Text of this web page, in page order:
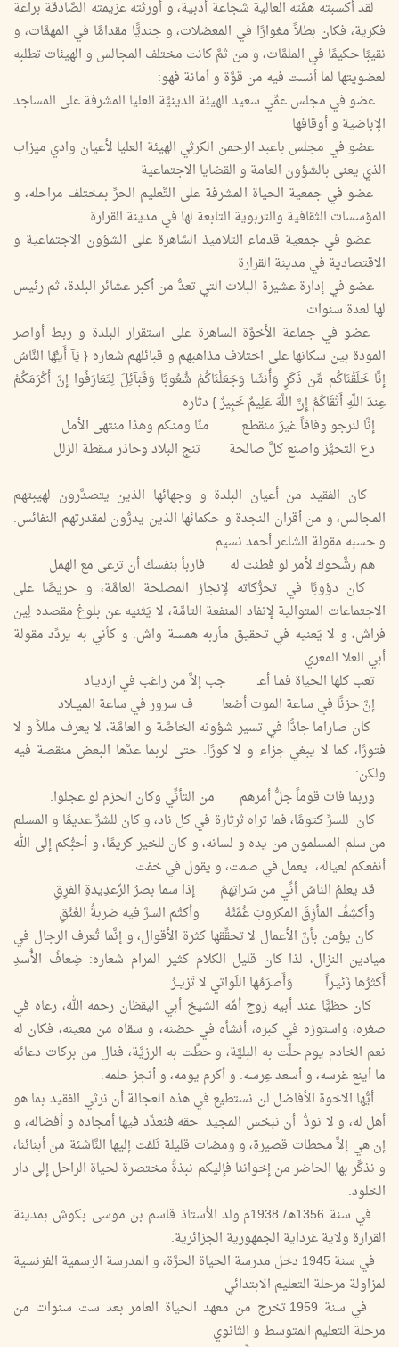
لقد أكسبته همَّته العالية شجاعة أدبية، و أورثته عزيمته الصَّادقة براعة
فكرية، فكان بطلاً مغوارًا في المعضلات، و جنديًّا مقدامًا في المهمَّات، و
نقيبًا حكيمًا في الملمَّات، و من ثمَّ كانت مختلف المجالس و الهيئات تطلبه
لعضويتها لما أنست فيه من قوَّة و أمانة فهو:
عضو في مجلس عمِّي سعيد الهيئة الدينيَّة العليا المشرفة على المساجد
الإباضية و أوقافها
عضو في مجلس باعبد الرحمن الكرثي الهيئة العليا لأعيان وادي ميزاب
الذي يعنى بالشؤون العامة و القضايا الاجتماعية
عضو في جمعية الحياة المشرفة على التَّعليم الحرِّ بمختلف مراحله، و
المؤسسات الثقافية والتربوية التابعة لها في مدينة القرارة
عضو في جمعية قدماء التلاميذ السَّاهرة على الشؤون الاجتماعية و
الاقتصادية في مدينة القرارة
عضو في إدارة عشيرة البلات التي تعدُّ من أكبر عشائر البلدة، ثم رئيس
لها لعدة سنوات
عضو في جماعة الأخوَّة الساهرة على استقرار البلدة و ربط أواصر
المودة بين سكانها على اختلاف مذاهبهم و قبائلهم شعاره { يَآ أَيـُّهَا النَّاسُ
إِنَّا خَلَقْنَاكُم مِّن ذَكَرٍ وَأُنثَىا وَجَعَلْنَاكُمْ شُعُوبًا وَقَبَآئِلَ لِتَعَارَفُوا إِنَّ أَكْرَمَكُمْ
عِندَ اللَّهِ أَتْقَاكُمُ إِنَّ اللَّهَ عَلِيمٌ خَبِيرٌ } دثاره
إنَّا لنرجو وفاقاً غيرَ منقطـع منَّا ومنكم وهذا منتهى الأمل
دع التحيُّز واصنع كلَّ صالحة تنج البلاد وحاذر سقطة الزلل
كان الفقيد من أعيان البلدة و وجهائها الذين يتصدَّرون لهيبتهم
المجالس، و من أقران النجدة و حكمائها الذين يدرُّون لمقدرتهم النفائس.
و حسبه مقولة الشاعر أحمد نسيم
هم رشَّحوك لأمر لو فطنت له فاربأ بنفسك أن ترعى مع الهمل
كان دؤوبًا في تحرُّكاته لإنجاز المصلحة العامَّة، و حريصًا على
الاجتماعات المتوالية لإنفاد المنفعة التامَّة، لا يَثنيه عن بلوغ مقصده لِين
فراش، و لا يَعنيه في تحقيق مأربه همسة واش. و كأني به يردِّد مقولة
أبي العلا المعري
تعب كلها الحياة فمـا أعـ جب إلاَّ من راغب في ازديـاد
إنَّ حزنًا في ساعة الموت أضعا ف سرور في ساعة الميــلاد
كان صاراما جادًّا في تسير شؤونه الخاصَّة و العامَّة، لا يعرف مللاً و لا
فتورًا، كما لا يبغي جزاء و لا كورًا. حتى لربما عدَّها البعض منقصة فيه
ولكن:
وربما فات قوماً جلُّ أمرهم من التأنِّي وكان الحزم لو عجلوا.
كان للسرِّ كتومًا، فما تراه ثرثارة في كل ناد، و كان للشرِّ عديمًا و المسلم
من سلم المسلمون من يده و لسانه، و كان للخير كريمًا، و أحبُّكم إلى الله
أنفعكم لعياله، يعمل في صمت، و يقول في خفت
قد يعلمُ الناسُ أنِّي من سَراتِهمُ إذا سما بصرُ الرِّعدِيدةِ الفرِقِ
وأكشِفُ المأزِقَ المكروبَ غُمَّتُهُ وأكتُم السرَّ فيه ضربةُ العُنُقِ
كان يؤمن بأنَّ الأعمال لا تحقِّقها كثرة الأقوال، و إنَّما تُعرف الرجال في
ميادين النزال، لذا كان قليل الكلام كثير المرام شعاره: ضِعافُ الأُسدِ
أَكثرُها زَئيـراً وَأَصرَمُها اللَواتي لا تَزيــرُ
كان حظيًّا عند أبيه زوج أمِّه الشيخ أبي اليقظان رحمه الله، رعاه في
صغره، واستوزه في كبره، أنشأه في حضنه، و سقاه من معينه، فكان له
نعم الخادم يوم حلَّت به البليَّة، و حطَّت به الرزيَّة، فنال من بركات دعائه
ما أينع غرسه، و أسعد عِرسه. و أكرم يومه، و أنجز حلمه.
أيُّها الاخوة الأفاضل لن نستطيع في هذه العجالة أن نرثي الفقيد بما هو
أهل له، و لا نودُّ أن نبخس المجيد حقه فنعدِّد فيها أمجاده و أفضاله، و
إن هي إلاَّ محطات قصيرة، و ومضات قليلة نَلفت إليها النَّاشئة من أبنائنا،
و نذكِّر بها الحاضر من إخواننا فإليكم نبذةً مختصرة لحياة الراحل إلى دار
الخلود.
في سنة 1356هـ/ 1938م ولد الأستاذ قاسم بن موسى بكوش بمدينة
القرارة ولاية غرداية الجمهورية الجزائرية.
في سنة 1945 دخل مدرسة الحياة الحرَّة، و المدرسة الرسمية الفرنسية
لمزاولة مرحلة التعليم الابتدائي
في سنة 1959 تخرج من معهد الحياة العامر بعد ست سنوات من
مرحلة التعليم المتوسط و الثانوي